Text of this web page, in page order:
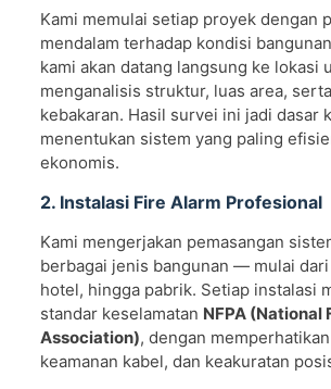
Kami memulai setiap proyek dengan
mendalam terhadap kondisi
kami akan datang langsung ke lokasi
menganalisis struktur, luas area,
kebakaran. Hasil survei ini jadi dasar
menentukan sistem yang paling
ekonomis.
2. Instalasi Fire Alarm Profesional
Kami mengerjakan pemasangan
berbagai jenis bangunan — mulai
hotel, hingga pabrik. Setiap instalasi
standar keselamatan NFPA (National
Association), dengan
keamanan kabel, dan keakuratan